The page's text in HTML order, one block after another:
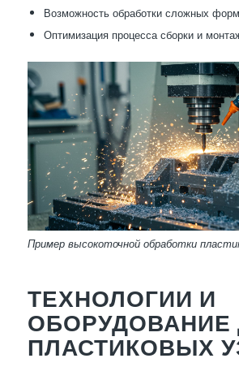
Возможность обработки сложных
Оптимизация процесса сборки и
Пример высокоточной обработки
ТЕХНОЛОГИИ И
ОБОРУДОВАНИЕ
ПЛАСТИКОВЫХ